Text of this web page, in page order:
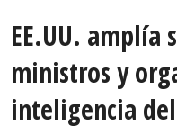
EE.UU. amplía
ministros y
inteligencia